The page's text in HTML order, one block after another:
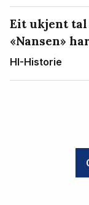
Eit ukjent
«Nansen»
HI-Historie